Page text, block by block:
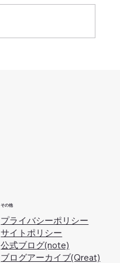
その他
プライバシーポリシー
サイトポリシー
公式ブログ(note)
ブログアーカイブ(Qreat)